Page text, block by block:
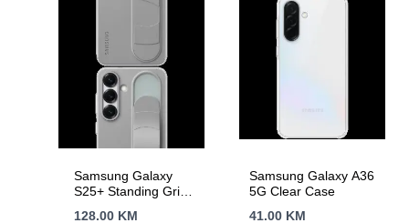
Samsung Galaxy
S25+ Standing Grip
128.00 KM
Samsung Galaxy A36
5G Clear Case
41.00 KM